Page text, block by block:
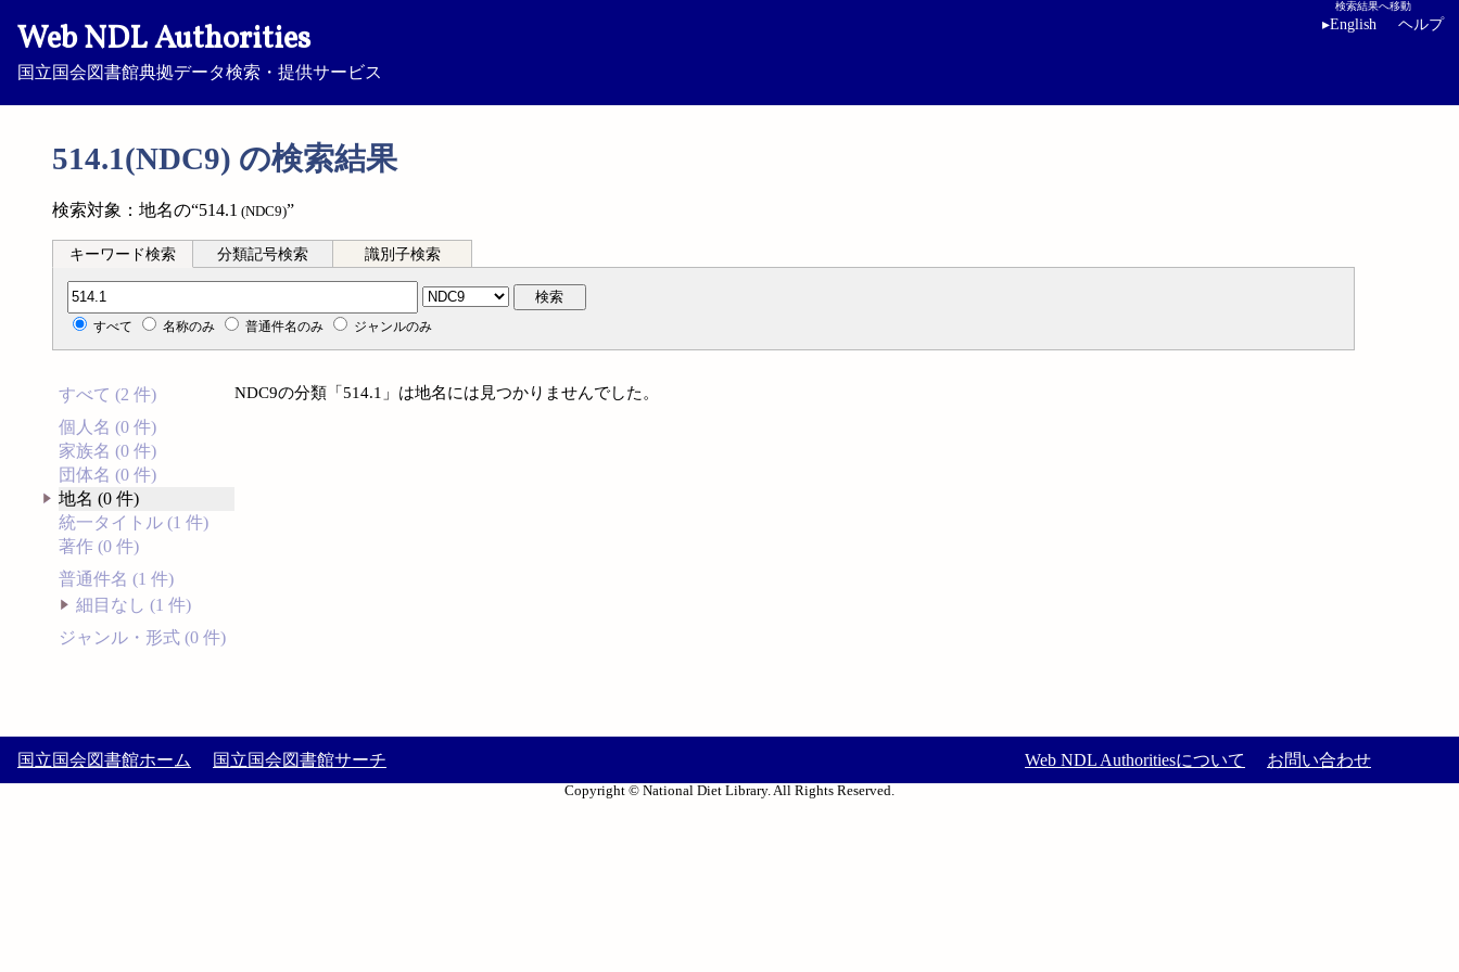
Web NDL Authorities
国立国会図書館典拠データ検索・提供サービス
検索結果へ移動
▸English ヘルプ
514.1(NDC9) の検索結果
検索対象：地名の“514.1 (NDC9)”
キーワード検索 分類記号検索 識別子検索
分類記号検索 検索
すべて 名称のみ 普通件名のみ ジャンルのみ
すべて (2 件)
個人名 (0 件)
家族名 (0 件)
団体名 (0 件)
地名 (0 件)
統一タイトル (1 件)
著作 (0 件)
普通件名 (1 件)
細目なし (1 件)
ジャンル・形式 (0 件)
NDC9の分類「514.1」は地名には見つかりませんでした。
国立国会図書館ホーム 国立国会図書館サーチ Web NDL Authoritiesについて お問い合わせ
Copyright © National Diet Library. All Rights Reserved.